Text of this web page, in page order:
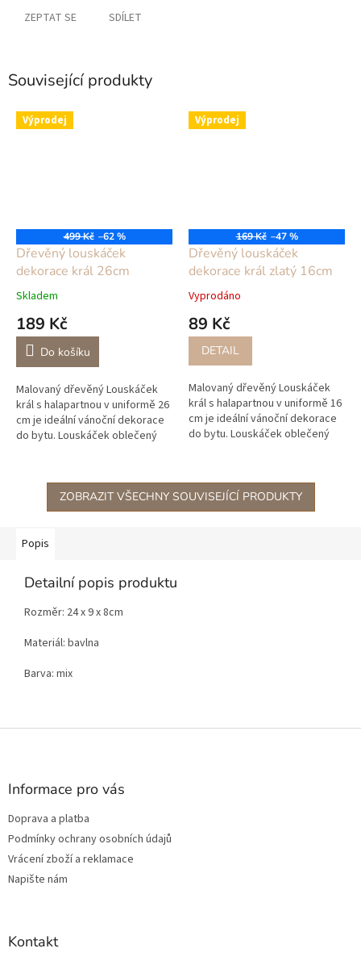
ZEPTAT SE SDÍLET
Související produkty
Výprodej
499 Kč –62 %
Dřevěný louskáček
dekorace král 26cm
Skladem
189 Kč
Do košíku
Malovaný dřevěný Louskáček
král s halapartnou v uniformě 26
cm je ideální vánoční dekorace
do bytu. Louskáček oblečený
Výprodej
169 Kč –47 %
Dřevěný louskáček
dekorace král zlatý 16cm
Vyprodáno
89 Kč
DETAIL
Malovaný dřevěný Louskáček
král s halapartnou v uniformě 16
cm je ideální vánoční dekorace
do bytu. Louskáček oblečený
ZOBRAZIT VŠECHNY SOUVISEJÍCÍ PRODUKTY
Popis
Detailní popis produktu
Rozměr: 24 x 9 x 8cm
Materiál: bavlna
Barva: mix
Z
Informace pro vás
Doprava a platba
Podmínky ochrany osobních údajů
Vrácení zboží a reklamace
Napište nám
Kontakt